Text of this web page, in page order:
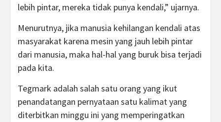
lebih pintar, mereka tidak punya kendali,” ujarnya.
Menurutnya, jika manusia kehilangan kendali atas
masyarakat karena mesin yang jauh lebih pintar
dari manusia, maka hal-hal yang buruk bisa terjadi
pada kita.
Tegmark adalah salah satu orang yang ikut
penandatangan pernyataan satu kalimat yang
diterbitkan minggu ini yang memperingatkan